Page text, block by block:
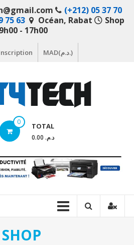
(+212) 05 37 70
75 63 Océan, Rabat
Shop
- 17h00
MAD(د.م.)
0 TOTAL
د.م. 0.00
SHOP